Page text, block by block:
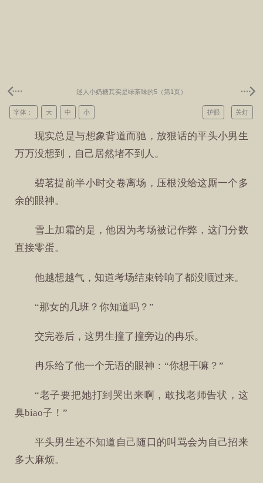
迷人小奶糖其实是绿茶味的5（第1页）
关灯
护眼
字体： 大 中 小
现实总是与想象背道而驰，放狠话的平头小男生
万万没想到，自己居然堵不到人。
碧茗提前半小时交卷离场，压根没给这厮一个多
余的眼神。
雪上加霜的是，他因为考场被记作弊，这门分数
直接零蛋。
他越想越气，知道考场结束铃响了都没顺过来。
“那女的几班？你知道吗？”
交完卷后，这男生撞了撞旁边的冉乐。
冉乐给了他一个无语的眼神：“你想干嘛？”
“老子要把她打到哭出来啊，敢找老师告状，这
臭biao子！”
平头男生还不知道自己随口的叫骂会为自己招来
多大麻烦。